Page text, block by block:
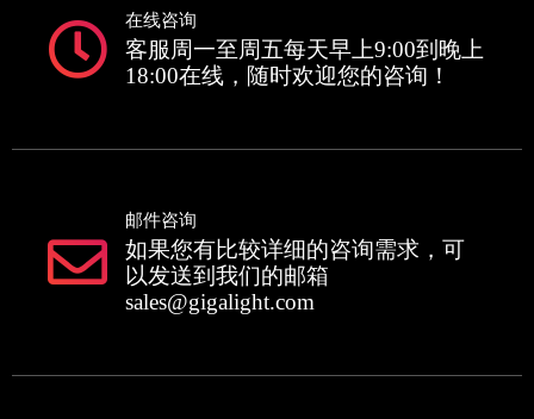
在线咨询
客服周一至周五每天早上9:00到晚上
18:00在线，随时欢迎您的咨询！
邮件咨询
如果您有比较详细的咨询需求，可
以发送到我们的邮箱
sales@gigalight.com